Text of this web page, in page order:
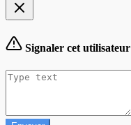
Signaler cet utilisateur